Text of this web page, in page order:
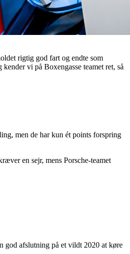
rigtig god fart og endte som
vi på Boxengasse teamet ret, så
men de har kun ét points forspring
en sejr, mens Porsche-teamet
god afslutning på et vildt 2020 at køre